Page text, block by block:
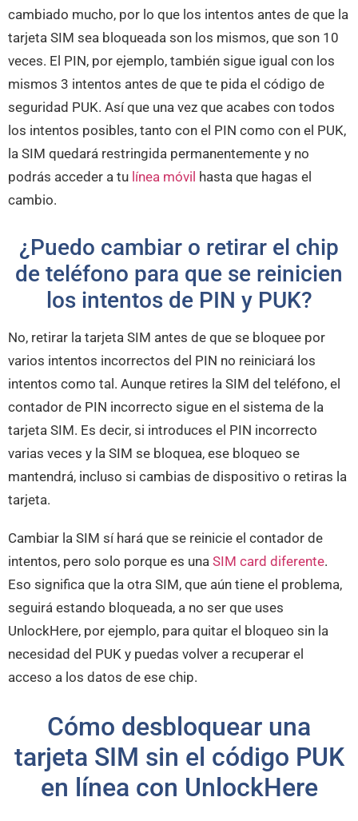
cambiado mucho, por lo que los intentos antes de que la
tarjeta SIM sea bloqueada son los mismos, que son 10
veces. El PIN, por ejemplo, también sigue igual con los
mismos 3 intentos antes de que te pida el código de
seguridad PUK. Así que una vez que acabes con todos
los intentos posibles, tanto con el PIN como con el PUK,
la SIM quedará restringida permanentemente y no
podrás acceder a tu línea móvil hasta que hagas el
cambio.
¿Puedo cambiar o retirar el chip
de teléfono para que se reinicien
los intentos de PIN y PUK?
No, retirar la tarjeta SIM antes de que se bloquee por
varios intentos incorrectos del PIN no reiniciará los
intentos como tal. Aunque retires la SIM del teléfono, el
contador de PIN incorrecto sigue en el sistema de la
tarjeta SIM. Es decir, si introduces el PIN incorrecto
varias veces y la SIM se bloquea, ese bloqueo se
mantendrá, incluso si cambias de dispositivo o retiras la
tarjeta.
Cambiar la SIM sí hará que se reinicie el contador de
intentos, pero solo porque es una SIM card diferente.
Eso significa que la otra SIM, que aún tiene el problema,
seguirá estando bloqueada, a no ser que uses
UnlockHere, por ejemplo, para quitar el bloqueo sin la
necesidad del PUK y puedas volver a recuperar el
acceso a los datos de ese chip.
Cómo desbloquear una
tarjeta SIM sin el código PUK
en línea con UnlockHere